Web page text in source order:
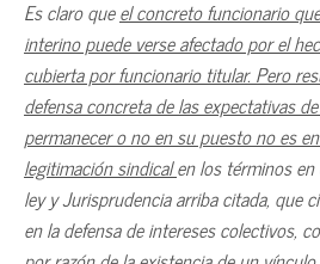
Es claro queel concreto funcionario
interino puede verse afectado por el
cubierta por funcionario titular. Pero
defensa concreta de las expectativas
permanecer o no en su puesto no es
legitimación sindicalen los términos
ley y Jurisprudencia arriba citada, que
en la defensa de intereses colectivos,